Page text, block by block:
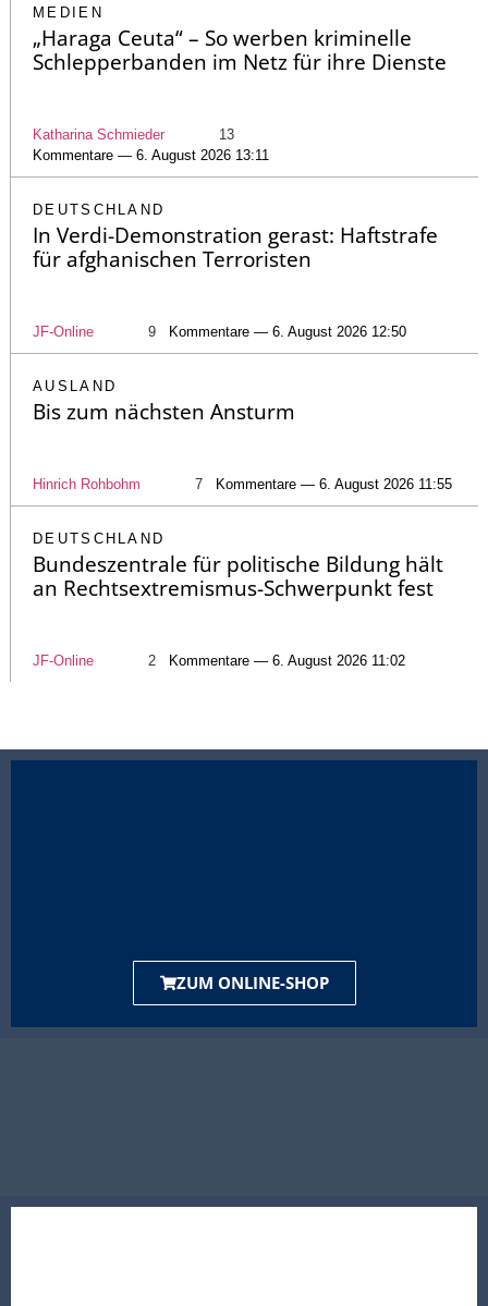
MEDIEN
„Haraga Ceuta“ – So werben kriminelle
Schlepperbanden im Netz für ihre Dienste
Katharina Schmieder
13
Kommentare — 6. August 2026 13:11
DEUTSCHLAND
In Verdi-Demonstration gerast: Haftstrafe
für afghanischen Terroristen
JF-Online 9 Kommentare — 6. August 2026 12:50
AUSLAND
Bis zum nächsten Ansturm
Hinrich Rohbohm 7 Kommentare — 6. August 2026 11:55
DEUTSCHLAND
Bundeszentrale für politische Bildung hält
an Rechtsextremismus-Schwerpunkt fest
JF-Online 2 Kommentare — 6. August 2026 11:02
ZUM ONLINE-SHOP